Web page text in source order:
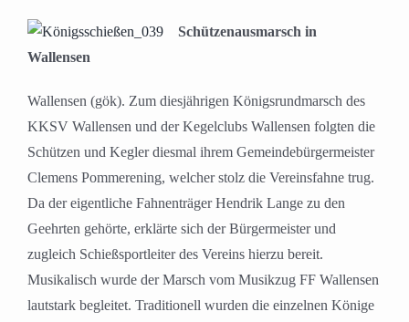
Schützenausmarsch in
Wallensen
Wallensen (gök). Zum diesjährigen Königsrundmarsch des
KKSV Wallensen und der Kegelclubs Wallensen folgten die
Schützen und Kegler diesmal ihrem Gemeindebürgermeister
Clemens Pommerening, welcher stolz die Vereinsfahne trug.
Da der eigentliche Fahnenträger Hendrik Lange zu den
Geehrten gehörte, erklärte sich der Bürgermeister und
zugleich Schießsportleiter des Vereins hierzu bereit.
Musikalisch wurde der Marsch vom Musikzug FF Wallensen
lautstark begleitet. Traditionell wurden die einzelnen Könige